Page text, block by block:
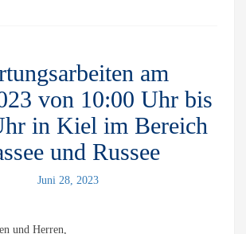
am
von 10:00 Uhr bis
in Kiel im Bereich
und Russee
Juni 28, 2023
und Herren,